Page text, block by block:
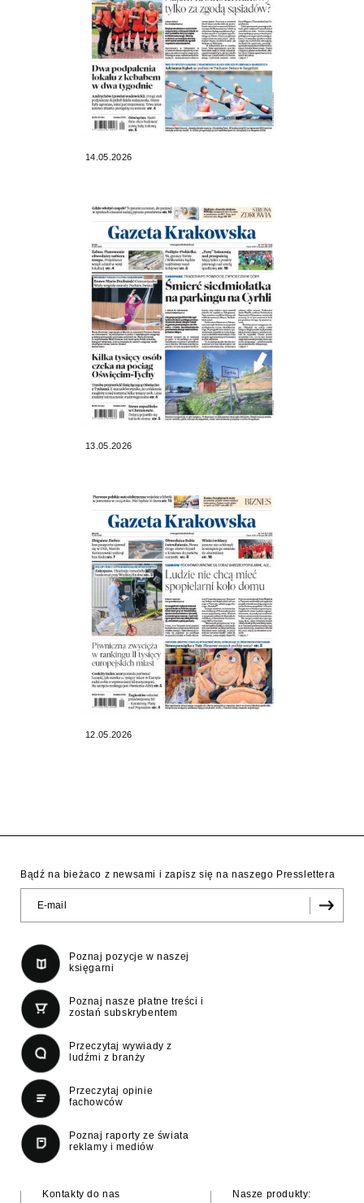
14.05.2026
13.05.2026
12.05.2026
Bądź na bieżaco z newsami i zapisz się na naszego Presslettera
Poznaj pozycje w naszej
księgarni
Poznaj nasze płatne treści i
zostań subskrybentem
Przeczytaj wywiady z
ludźmi z branży
Przeczytaj opinie
fachowców
Poznaj raporty ze świata
reklamy i mediów
Kontakty do nas
Nasze produkty: